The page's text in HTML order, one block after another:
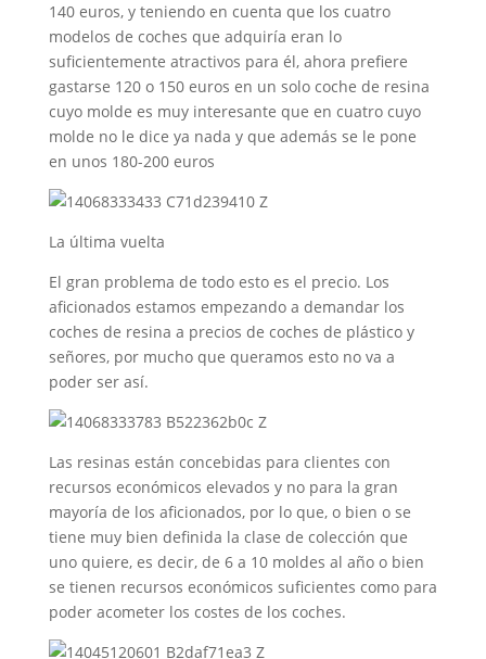
140 euros, y teniendo en cuenta que los cuatro
modelos de coches que adquiría eran lo
suficientemente atractivos para él, ahora prefiere
gastarse 120 o 150 euros en un solo coche de resina
cuyo molde es muy interesante que en cuatro cuyo
molde no le dice ya nada y que además se le pone
en unos 180-200 euros
La última vuelta
El gran problema de todo esto es el precio. Los
aficionados estamos empezando a demandar los
coches de resina a precios de coches de plástico y
señores, por mucho que queramos esto no va a
poder ser así.
Las resinas están concebidas para clientes con
recursos económicos elevados y no para la gran
mayoría de los aficionados, por lo que, o bien o se
tiene muy bien definida la clase de colección que
uno quiere, es decir, de 6 a 10 moldes al año o bien
se tienen recursos económicos suficientes como para
poder acometer los costes de los coches.